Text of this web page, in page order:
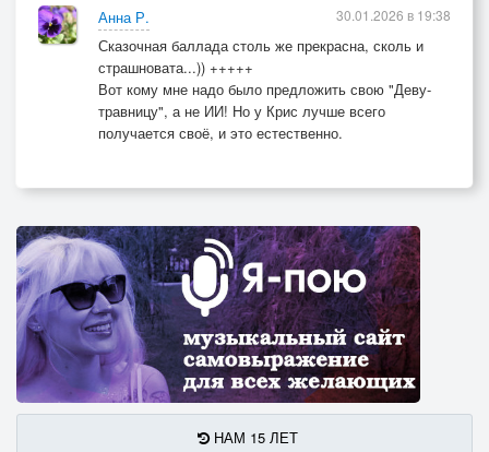
Анна Р.
Сказочная баллада столь же прекрасна, сколь и
страшновата...)) +++++
Вот кому мне надо было предложить свою "Деву-
травницу", а не ИИ! Но у Крис лучше всего
получается своё, и это естественно.
30.01.2026 в 19:38
НАМ 15 ЛЕТ